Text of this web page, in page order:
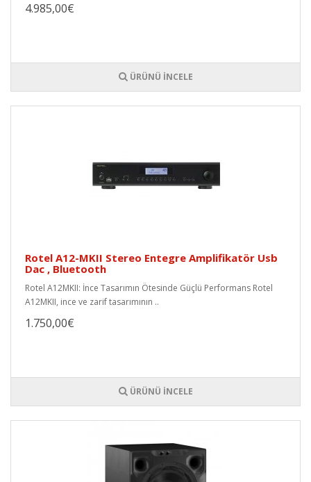
4.985,00€
ÜRÜNÜ İNCELE
Rotel A12-MKII Stereo Entegre Amplifikatör Usb
Dac , Bluetooth
Rotel A12MKII: İnce Tasarımın Ötesinde Güçlü Performans Rotel
A12MKII, ince ve zarif tasarımının ..
1.750,00€
ÜRÜNÜ İNCELE